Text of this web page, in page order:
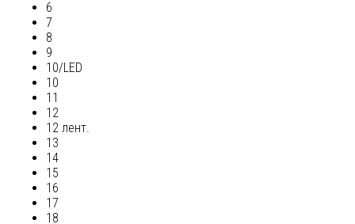
6
7
8
9
10/LED
10
11
12
12 лент.
13
14
15
16
17
18